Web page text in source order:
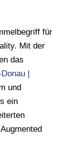
für
Mit der
das
|
und
ein